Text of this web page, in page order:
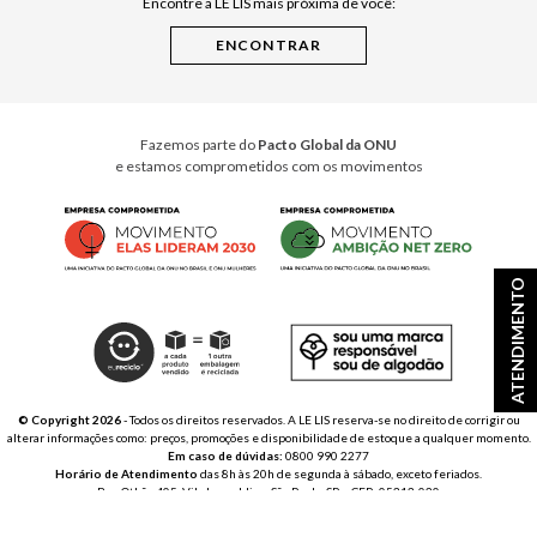
ATENDIMENTO
Cuidados Casa
Fazemos parte do Pacto Global da ONU
e estamos comprometidos com os movimentos
© Copyright 2026- Todos os direitos reservados. A LE LIS reserva-se no direito de corrigir ou
alterar informações como: preços, promoções e disponibilidade de estoque a qualquer momento.
Em caso de dúvidas: 0800 990 2277
Horário de Atendimento das 8h às 20h de segunda à sábado, exceto feriados.
Rua Othão 405, Vila Leopoldina, São Paulo, SP – CEP: 05313-020